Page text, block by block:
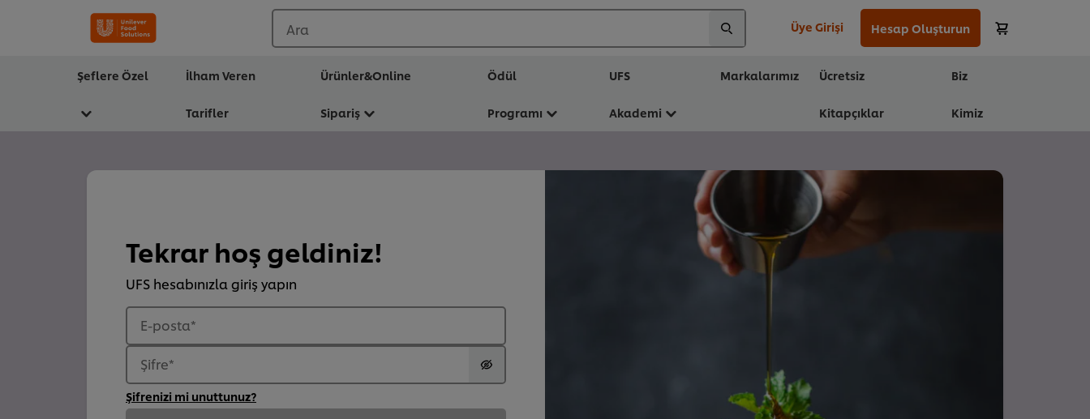
Ara Üye Girişi Hesap Oluşturun
Şeflere Özel İlham Veren
Tarifler
Ürünler&Online
Sipariş
Ödül
Programı
UFS
Akademi
Markalarımız Ücretsiz
Kitapçıklar
Biz
Kimiz
Tekrar hoş geldiniz!
UFS hesabınızla giriş yapın
E-posta*
Şifre*
Şifrenizi mi unuttunuz?